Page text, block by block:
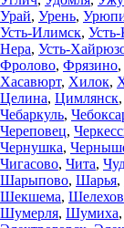
Урай, Урень,
Усть-Илимск,
Нера, Усть-
Фролово, Фрязино,
Хасавюрт, Хилок,
Целина, Цимлянск,
Чебаркуль,
Череповец,
Чернушка,
Чигасово, Чита,
Шарыпово, Шарья,
Шекшема, Шелехов
Шумерля, Шумиха,